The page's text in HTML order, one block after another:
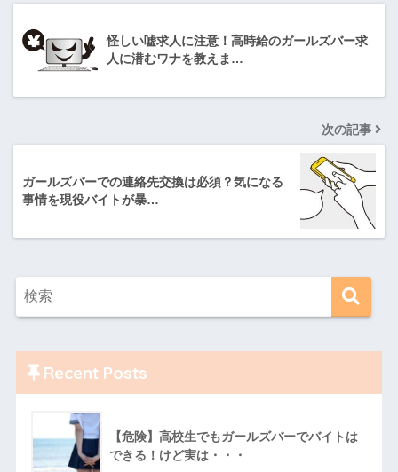
怪しい嘘求人に注意！高時給のガールズバー求
人に潜むワナを教えま…
次の記事
ガールズバーでの連絡先交換は必須？気になる
事情を現役バイトが暴…
Recent Posts
【危険】高校生でもガールズバーでバイトは
できる！けど実は・・・